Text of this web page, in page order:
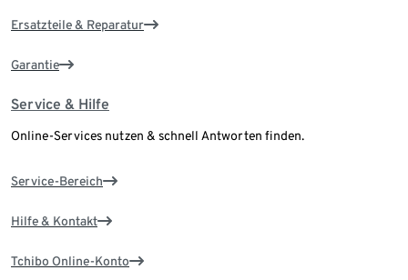
Ersatzteile & Reparatur
Garantie
Service & Hilfe
Online-Services nutzen & schnell Antworten finden.
Service-Bereich
Hilfe & Kontakt
Tchibo Online-Konto